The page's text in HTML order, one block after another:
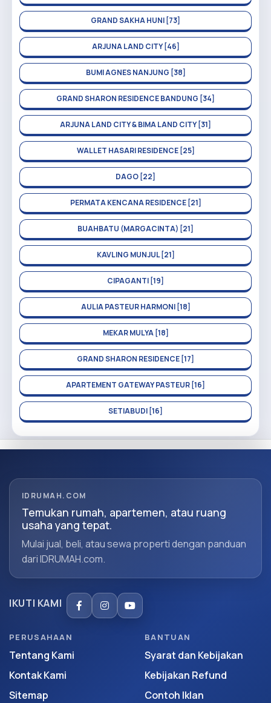
GRAND SAKHA HUNI [73]
ARJUNA LAND CITY [46]
BUMI AGNES NANJUNG [38]
GRAND SHARON RESIDENCE BANDUNG [34]
ARJUNA LAND CITY & BIMA LAND CITY [31]
WALLET HASARI RESIDENCE [25]
DAGO [22]
PERMATA KENCANA RESIDENCE [21]
BUAHBATU (MARGACINTA) [21]
KAVLING MUNJUL [21]
CIPAGANTI [19]
AULIA PASTEUR HARMONI [18]
MEKAR MULYA [18]
GRAND SHARON RESIDENCE [17]
APARTEMENT GATEWAY PASTEUR [16]
SETIABUDI [16]
IDRUMAH.COM
Temukan rumah, apartemen, atau ruang
usaha yang tepat.
Mulai jual, beli, atau sewa properti dengan panduan
dari IDRUMAH.com.
IKUTI KAMI
PERUSAHAAN
Tentang Kami
Kontak Kami
Sitemap
BANTUAN
Syarat dan Kebijakan
Kebijakan Refund
Contoh Iklan